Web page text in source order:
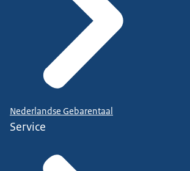
Nederlandse Gebarentaal
Service